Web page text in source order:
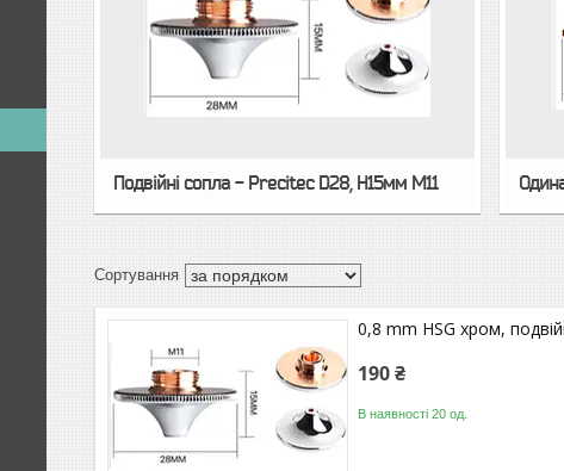
Подвійні сопла - Precitec D28, H15мм M11
0,8 mm HSG хром,
190 ₴
В наявності 20 од.